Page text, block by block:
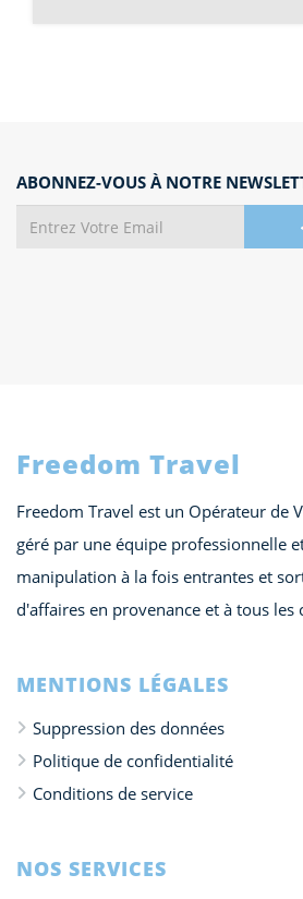
ABONNEZ-VOUS À NOTRE
Freedom Travel
Freedom Travel est un Opérateur de
géré par une équipe professionnelle
manipulation à la fois entrantes et
d'affaires en provenance et à tous les
MENTIONS LÉGALES
Suppression des données
Politique de confidentialité
Conditions de service
NOS SERVICES